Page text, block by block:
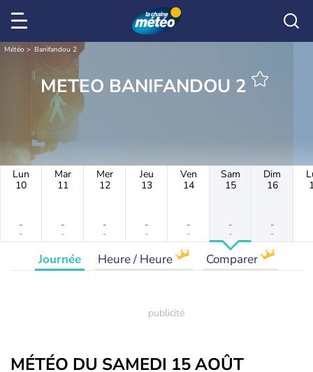
Météo Banifandou 2
METEO BANIFANDOU 2
Lun
10
-
-
Mar
11
-
-
Mer
12
-
-
Jeu
13
-
-
Ven
14
-
-
Sam
15
-
-
Dim
16
-
-
Journée Heure / Heure Comparer
MÉTÉO DU SAMEDI 15 AOÛT